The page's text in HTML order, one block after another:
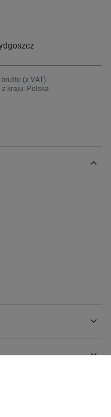
(z VAT).
kraju: Polska